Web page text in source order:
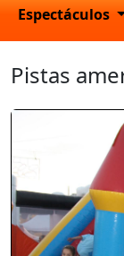
Espectáculos
Pistas